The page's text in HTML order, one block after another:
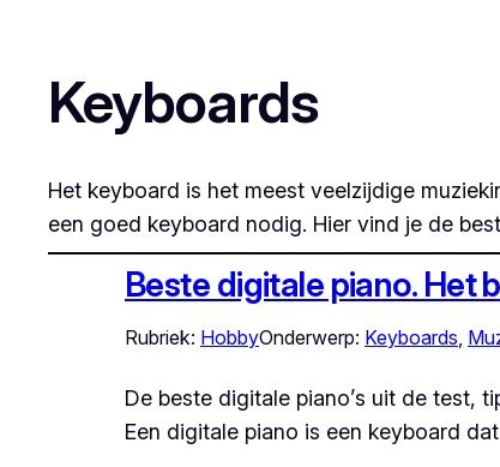
Keyboards
Het keyboard is het meest veelzijdige
een goed keyboard nodig. Hier vind je de
Beste digitale piano. Het
Rubriek: HobbyOnderwerp: Keyboards
De beste digitale piano’s uit de test,
Een digitale piano is een keyboard